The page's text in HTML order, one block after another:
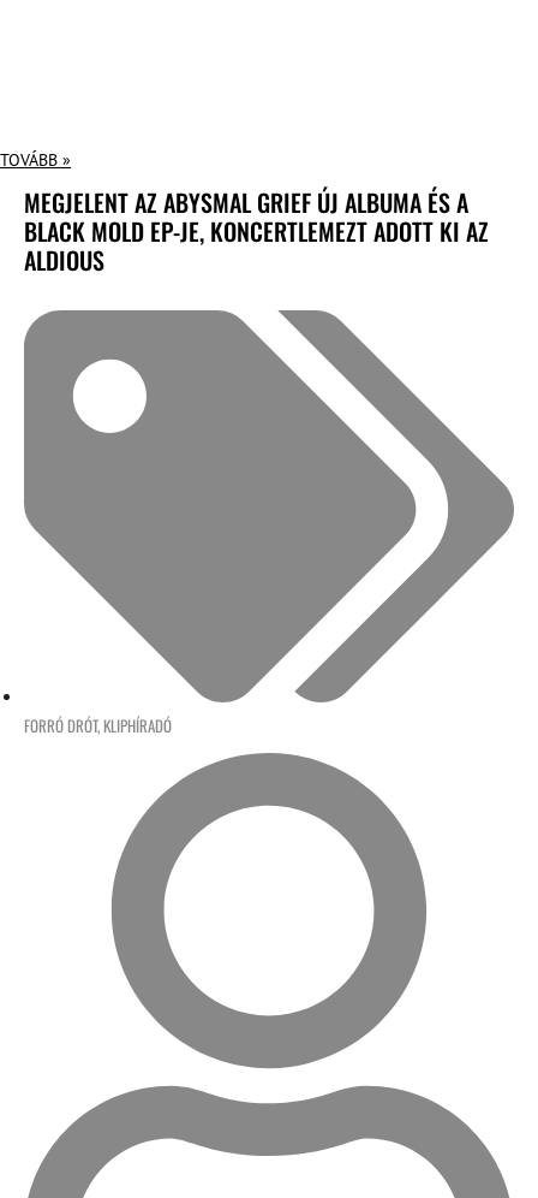
TOVÁBB »
MEGJELENT AZ ABYSMAL GRIEF ÚJ ALBUMA ÉS A
BLACK MOLD EP-JE, KONCERTLEMEZT ADOTT KI AZ
ALDIOUS
FORRÓ DRÓT, KLIPHÍRADÓ